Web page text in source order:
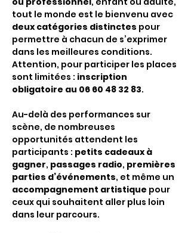
tout le monde est le bienvenu avec
deux catégories distinctes pour
permettre à chacun de s’exprimer
dans les meilleures conditions.
Attention, pour participer les places
sont limitées : inscription
obligatoire au 06 60 48 32 83.
Au-delà des performances sur
scène, de nombreuses
opportunités attendent les
participants : petits cadeaux à
gagner, passages radio, premières
parties d’événements, et même un
accompagnement artistique pour
ceux qui souhaitent aller plus loin
dans leur parcours.